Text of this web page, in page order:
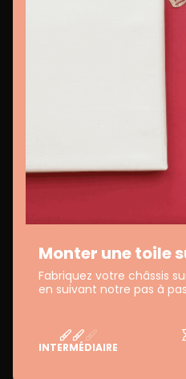
Monter une toile
Fabriquez votre châssis
en suivant notre pas à
INTERMÉDIAIRE